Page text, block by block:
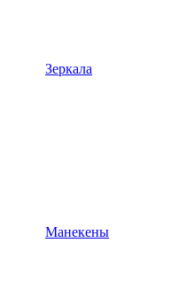
Зеркала
Манекены